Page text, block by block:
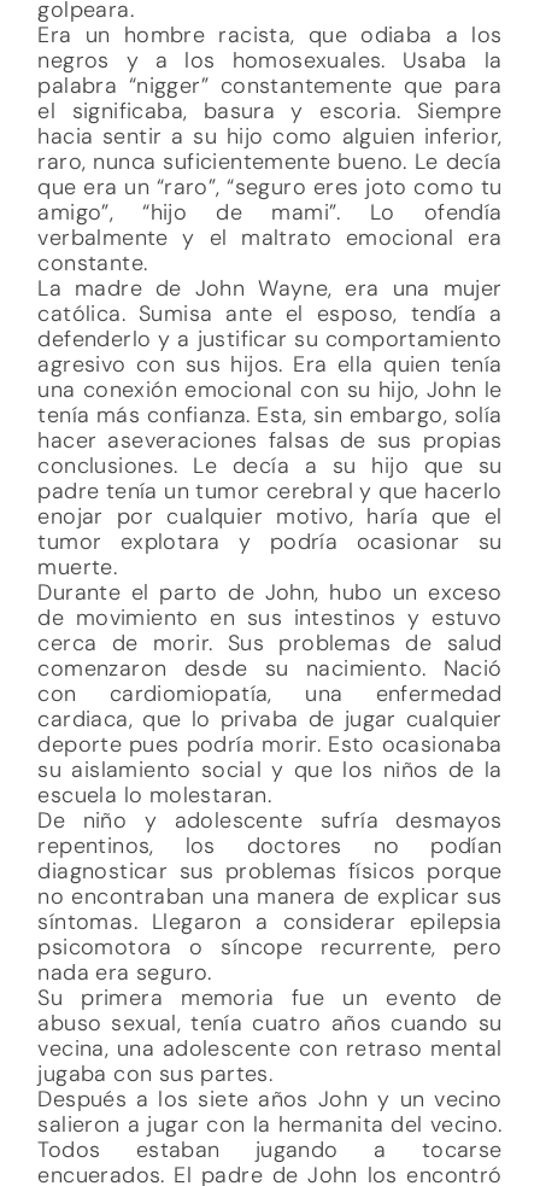
golpeara.
Era un hombre racista, que odiaba a los
negros y a los homosexuales. Usaba la
palabra “nigger” constantemente que para
el significaba, basura y escoria. Siempre
hacia sentir a su hijo como alguien inferior,
raro, nunca suficientemente bueno. Le decía
que era un “raro”, “seguro eres joto como tu
amigo”, “hijo de mami”. Lo ofendía
verbalmente y el maltrato emocional era
constante.
La madre de John Wayne, era una mujer
católica. Sumisa ante el esposo, tendía a
defenderlo y a justificar su comportamiento
agresivo con sus hijos. Era ella quien tenía
una conexión emocional con su hijo, John le
tenía más confianza. Esta, sin embargo, solía
hacer aseveraciones falsas de sus propias
conclusiones. Le decía a su hijo que su
padre tenía un tumor cerebral y que hacerlo
enojar por cualquier motivo, haría que el
tumor explotara y podría ocasionar su
muerte.
Durante el parto de John, hubo un exceso
de movimiento en sus intestinos y estuvo
cerca de morir. Sus problemas de salud
comenzaron desde su nacimiento. Nació
con cardiomiopatía, una enfermedad
cardiaca, que lo privaba de jugar cualquier
deporte pues podría morir. Esto ocasionaba
su aislamiento social y que los niños de la
escuela lo molestaran.
De niño y adolescente sufría desmayos
repentinos, los doctores no podían
diagnosticar sus problemas físicos porque
no encontraban una manera de explicar sus
síntomas. Llegaron a considerar epilepsia
psicomotora o síncope recurrente, pero
nada era seguro.
Su primera memoria fue un evento de
abuso sexual, tenía cuatro años cuando su
vecina, una adolescente con retraso mental
jugaba con sus partes.
Después a los siete años John y un vecino
salieron a jugar con la hermanita del vecino.
Todos estaban jugando a tocarse
encuerados. El padre de John los encontró